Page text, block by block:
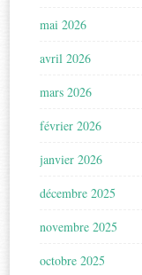
mai 2026
avril 2026
mars 2026
février 2026
janvier 2026
décembre 2025
novembre 2025
octobre 2025